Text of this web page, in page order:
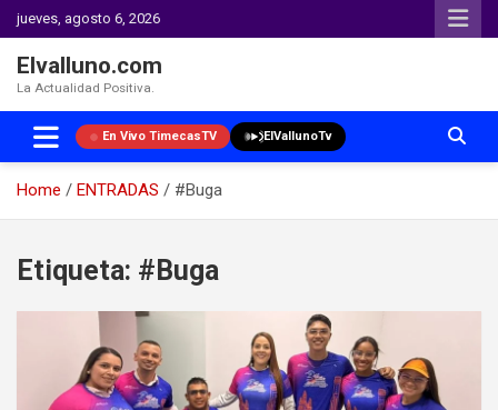
jueves, agosto 6, 2026
Elvalluno.com
La Actualidad Positiva.
En Vivo TimecasTV ElVallunoTv
Home ENTRADAS
#Buga
content
Etiqueta: #Buga